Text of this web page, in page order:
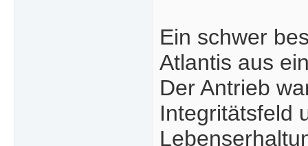
Ein schwer
Atlantis aus
Der Antrieb
Integritätsfeld